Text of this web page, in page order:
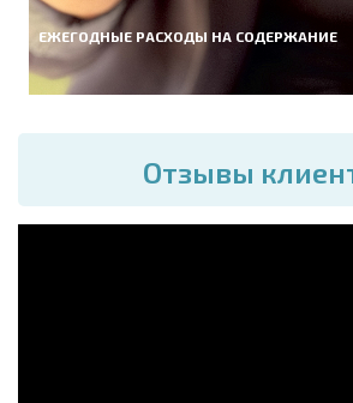
ЕЖЕГОДНЫЕ РАСХОДЫ НА СОДЕРЖАНИЕ
Отзывы